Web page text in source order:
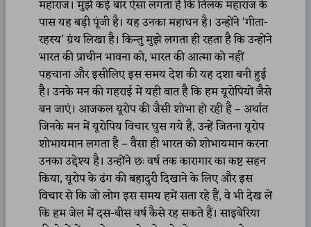
महाराज। मुझे कई बार ऐसा लगता है कि तिलक महाराज के
पास यह बड़ी पूंजी है। यह उनका महाधन है। उन्होंने ‘गीता-
रहस्य’ ग्रंथ लिखा है। किन्तु मुझे लगता ही रहता है कि उन्होंने
भारत की प्राचीन भावना को, भारत की आत्मा को नहीं
पहचाना और इसीलिए इस समय देश की यह दशा बनी हुई
है। उनके मन की गहराई में यही बात है कि हम यूरोपियों जैसे
बन जाएं। आजकल यूरोप की जैसी शोभा हो रही है – अर्थात
जिनके मन में यूरोपिय विचार घुस गये हैं, उन्हें जितना यूरोप
शोभायमान लगता है – वैसा ही भारत को शोभायमान करना
उनका उद्देश्य है। उन्होंने छः वर्ष तक कारागार का कष्ट सहन
किया, यूरोप के ढंग की बहादुरी दिखाने के लिए और इस
विचार से कि जो लोग इस समय हमें सता रहे हैं, वे भी देख लें
कि हम जेल में दस-बीस वर्ष कैसे रह सकते हैं। साइबेरिया